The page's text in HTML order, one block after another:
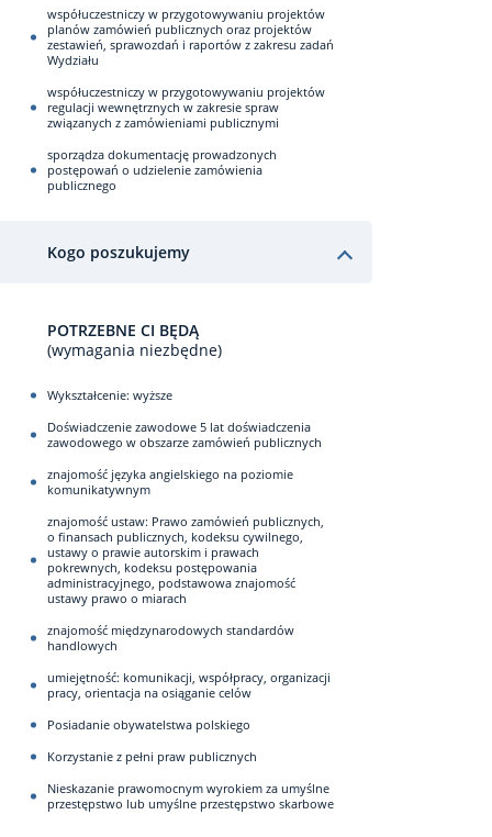
współuczestniczy w przygotowywaniu projektów
planów zamówień publicznych oraz projektów
zestawień, sprawozdań i raportów z zakresu zadań
Wydziału
współuczestniczy w przygotowywaniu projektów
regulacji wewnętrznych w zakresie spraw
związanych z zamówieniami publicznymi
sporządza dokumentację prowadzonych
postępowań o udzielenie zamówienia
publicznego
Kogo poszukujemy
POTRZEBNE CI BĘDĄ
(wymagania niezbędne)
Wykształcenie: wyższe
Doświadczenie zawodowe 5 lat doświadczenia
zawodowego w obszarze zamówień publicznych
znajomość języka angielskiego na poziomie
komunikatywnym
znajomość ustaw: Prawo zamówień publicznych,
o finansach publicznych, kodeksu cywilnego,
ustawy o prawie autorskim i prawach
pokrewnych, kodeksu postępowania
administracyjnego, podstawowa znajomość
ustawy prawo o miarach
znajomość międzynarodowych standardów
handlowych
umiejętność: komunikacji, współpracy, organizacji
pracy, orientacja na osiąganie celów
Posiadanie obywatelstwa polskiego
Korzystanie z pełni praw publicznych
Nieskazanie prawomocnym wyrokiem za umyślne
przestępstwo lub umyślne przestępstwo skarbowe